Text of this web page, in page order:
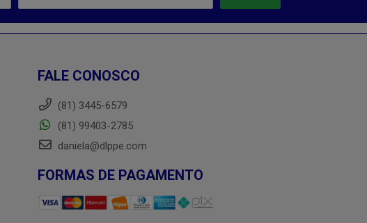
FALE CONOSCO
(81) 3445-6579
(81) 99403-2785
daniela@dlppe.com
FORMAS DE PAGAMENTO